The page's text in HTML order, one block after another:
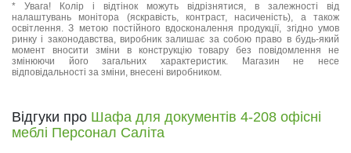
* Увага! Колір і відтінок можуть відрізнятися, в залежності від
налаштувань монітора (яскравість, контраст, насиченість), а також
освітлення. З метою постійного вдосконалення продукції, згідно умов
ринку і законодавства, виробник залишає за собою право в будь-який
момент вносити зміни в конструкцію товару без повідомлення не
змінюючи його загальних характеристик. Магазин не несе
відповідальності за зміни, внесені виробником.
Відгуки про Шафа для документів 4-208 офісні
меблі Персонал Саліта